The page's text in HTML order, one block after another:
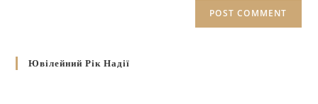
Ювілейний Рік Надії